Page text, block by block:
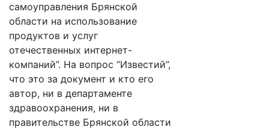
самоуправления Брянской
области на использование
продуктов и услуг
отечественных интернет-
компаний”. На вопрос “Известий”,
что это за документ и кто его
автор, ни в департаменте
здравоохранения, ни в
правительстве Брянской области